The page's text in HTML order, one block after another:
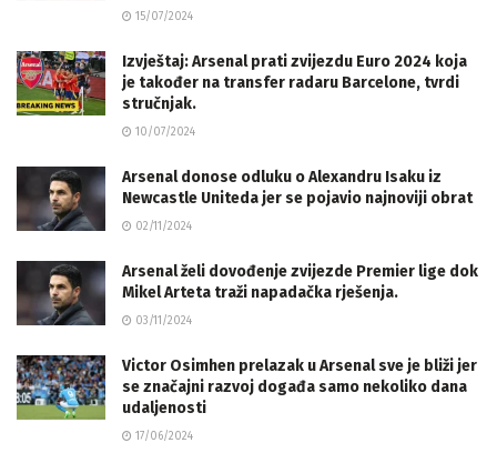
15/07/2024
Izvještaj: Arsenal prati zvijezdu Euro 2024 koja
je također na transfer radaru Barcelone, tvrdi
stručnjak.
10/07/2024
Arsenal donose odluku o Alexandru Isaku iz
Newcastle Uniteda jer se pojavio najnoviji obrat
02/11/2024
Arsenal želi dovođenje zvijezde Premier lige dok
Mikel Arteta traži napadačka rješenja.
03/11/2024
Victor Osimhen prelazak u Arsenal sve je bliži jer
se značajni razvoj događa samo nekoliko dana
udaljenosti
17/06/2024